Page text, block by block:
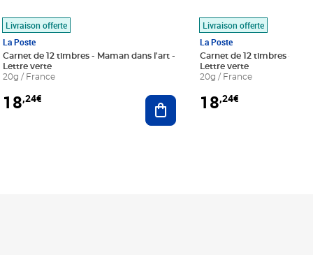
au panier
Livraison offerte
La Poste
Carnet de 12 timbres - Maman dans l'art -
Lettre verte
20g / France
18,24€ Ajouter au panier
Livraison offerte
La Poste
Carnet de 12 timbres - Le
Lettre verte
20g / France
18,24€